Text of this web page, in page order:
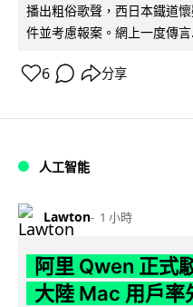
播出粗俗歌聲，西日本鐵道
件並考慮報案。網上一度傳
6 分享
人工智能
Lawton 1 小時
阿里 Qwen 正式
大陸 Mac 用戶率